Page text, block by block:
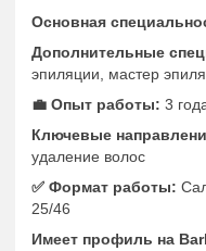
Основная
Дополнительные
эпиляции, мастер
💼 Опыт работы: 3
Ключевые
удаление волос
✅️ Формат работы:
25/46
Имеет профиль на